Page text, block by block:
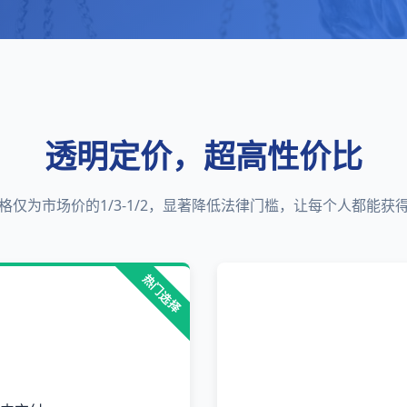
透明定价，超高性价比
仅为市场价的1/3-1/2，显著降低法律门槛，让每个人都能获
热门选择